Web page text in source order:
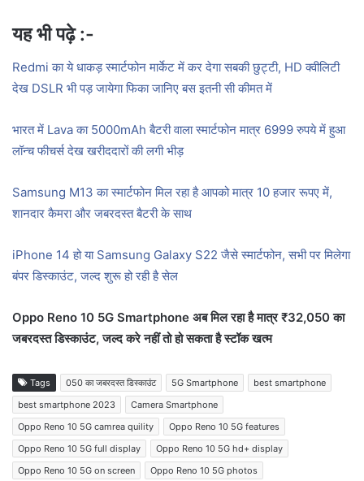
यह भी पढ़े :-
Redmi का ये धाकड़ स्मार्टफोन मार्केट में कर देगा सबकी छुट्टी, HD क्वीलिटी
देख DSLR भी पड़ जायेगा फिका जानिए बस इतनी सी कीमत में
भारत में Lava का 5000mAh बैटरी वाला स्मार्टफोन मात्र 6999 रुपये में हुआ
लॉन्च फीचर्स देख खरीददारों की लगी भीड़
Samsung M13 का स्मार्टफोन मिल रहा है आपको मात्र 10 हजार रूपए में,
शानदार कैमरा और जबरदस्त बैटरी के साथ
iPhone 14 हो या Samsung Galaxy S22 जैसे स्मार्टफोन, सभी पर मिलेगा
बंपर डिस्काउंट, जल्द शुरू हो रही है सेल
Oppo Reno 10 5G Smartphone अब मिल रहा है मात्र ₹32,050 का
जबरदस्त डिस्काउंट, जल्द करे नहीं तो हो सकता है स्टॉक खत्म
Tags 050 का जबरदस्त डिस्काउंट 5G Smartphone
best smartphone
best smartphone 2023
Camera Smartphone
Oppo Reno 10 5G camrea quility
Oppo Reno 10 5G features
Oppo Reno 10 5G full display
Oppo Reno 10 5G hd+ display
Oppo Reno 10 5G on screen
Oppo Reno 10 5G photos